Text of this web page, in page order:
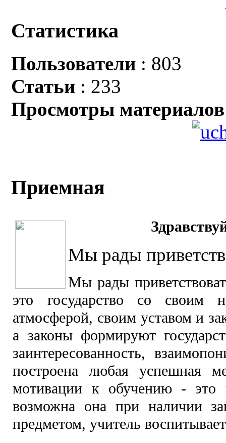
Статистика
Пользователи : 803
Статьи : 233
Просмотры материалов
Приемная
Здравст
Мы рады
Мы рады п
это государство со своим
атмосферой, своим уставом и
а законы формируют
заинтересованность,
построена любая успешная
мотивации к обучению - это
возможна она при наличии
предметом, учитель